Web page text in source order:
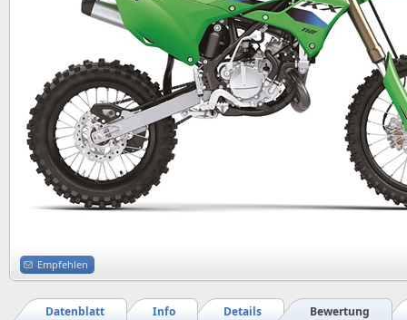
Empfehlen
Bewertung
Details
Info
Datenblatt